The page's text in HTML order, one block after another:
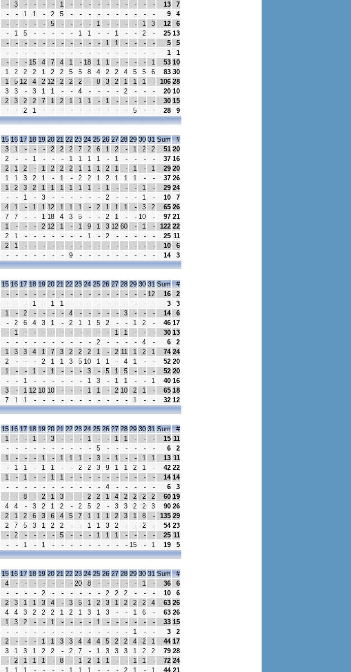
- 3 - - - - 1 - - - - - - - - - - 13
7
- - 1 1 - 2 5 - - - - - - - - - - 9
4
- - - - - 5 - - - - 1 - - - - 1 3 12
6
- 1 5 - - - - - 1 1 - - 1 - - 2 - 25 13
- - - - - - - - - - - 1 1 - - - - 5
5
- - - - - - - - - - - - - - - - - 1
1
- - - 15 4 7 4 1 - 18 1 1 - - - - 1 53 10
1 2 2 2 1 2 2 5 5 8 4 2 2 4 5 5 6 83 30
1 5 12 4 2 12 2 2 2 - 8 3 2 1 1 1 - 106 28
3 3 - 3 1 1 - - 4 - - - - 2 - - - 20 10
2 3 2 2 7 1 2 1 1 1 - 1 - - - - - 30 15
- - 2 1 - - - - - - - - - - 5 - - 28
9
15 16 17 18 19 20 21 22 23 24 25 26 27 28 29 30 31 Sum
#
3 1 - - - 2 2 2 7 2 6 1 2 - 1 2 2 51 20
2 - - 1 - - - 1 1 1 1 - 1 - - - - 37 16
2 1 2 - 1 2 2 2 1 1 1 2 1 - 1 - 1 29 20
1 1 3 2 1 - 1 - 2 2 1 2 1 1 1 - - 37 26
1 2 3 2 1 1 1 1 1 1 - 1 - - - 1 - 29 24
- - 1 - 3 - - - - - - 2 - - - 1 - 10
7
4 1 - 1 1 12 1 1 1 - 2 1 1 1 - 3 2 65 26
7 7 - - 1 18 4 3 5 - - 2 1 - - 10 - 97 21
1 - - - 2 12 1 - 1 9 1 3 12 60 - 1 - 122 22
2 1 - - - - - - - 1 - 2 - - - - - 25 11
2 1 - - - - - - - - - - - - - - - 10
6
- - - - - - - 9 - - - - - - - - - 14
3
15 16 17 18 19 20 21 22 23 24 25 26 27 28 29 30 31 Sum
#
- - - - - - - - - - - - - - - - 12 16
2
- - - 1 - 1 1 - - - - - - - - - - 3
3
1 - 2 - - - - 4 - - - - - 3 - - - 14
6
- 2 6 4 3 1 - 2 1 1 5 2 - - 1 2 - 46 17
- 1 - - - - - - - - - - 1 1 - - - 30 13
- - - - - - - - - - 2 - - - - 4 - 6
2
1 3 3 4 1 7 3 2 2 2 1 - 2 11 1 2 1 74 24
2 - - - 2 1 1 3 5 10 1 1 - 4 1 - - 52 20
1 - - 1 - 1 - - - 3 - 5 1 5 - - - 52 20
- - 1 - - - - - - 1 3 - 1 1 - - 1 40 16
3 - 1 12 10 10 - - - 1 1 - 2 10 2 1 - 65 18
7 1 1 - - - - - - - - - - - 1 - - 32 12
15 16 17 18 19 20 21 22 23 24 25 26 27 28 29 30 31 Sum
#
1 - - 1 - 3 - - - 1 - - 1 1 - - - 15 11
- - - - - - - - - - 5 - - - - - - 6
2
1 - - - 1 - 1 1 1 - 3 - 1 - - 1 1 13 11
- 1 1 - 1 1 - - 2 2 3 9 1 1 2 1 - 42 22
1 - 1 - - 1 1 - - - - - - - - - - 14 14
- - - - - - - - - - - 4 - - - - - 6
3
- - 8 - 2 1 3 - - 2 2 1 4 2 2 2 2 60 19
4 4 - 3 2 1 2 - 2 5 2 - 3 3 2 2 3 90 26
2 1 2 6 3 6 4 5 7 1 1 1 2 3 1 8 - 135 29
2 7 5 3 1 2 2 - - 1 1 3 2 - - 2 - 54 23
- 2 - - - - 5 - - - 1 1 1 - - - - 25 11
- - 1 - 1 - - - - - - - - - 15 - 1 19
5
15 16 17 18 19 20 21 22 23 24 25 26 27 28 29 30 31 Sum
#
4 - - - - - - - 20 8 - - - - - 1 - 36
6
- - - - 2 - - - - - - 2 2 2 - - - 10
6
2 3 1 1 3 4 - 3 5 1 2 3 1 2 2 2 4 63 26
4 4 3 2 2 2 1 2 1 3 1 3 - - 1 6 - 63 26
1 3 2 - - 1 - - - - 1 - - - - - - 33 15
- - - - - - - - - - - - - - 1 - - 3
2
2 - - - 1 1 3 3 4 4 4 5 2 2 4 2 1 44 17
3 1 3 1 2 2 - 2 7 - 1 3 3 3 1 2 2 79 28
- 2 1 1 1 - 8 - 1 2 1 1 - - 1 1 - 72 24
1 1 1 - - - - 1 1 1 - - - 2 1 - 1 44 21